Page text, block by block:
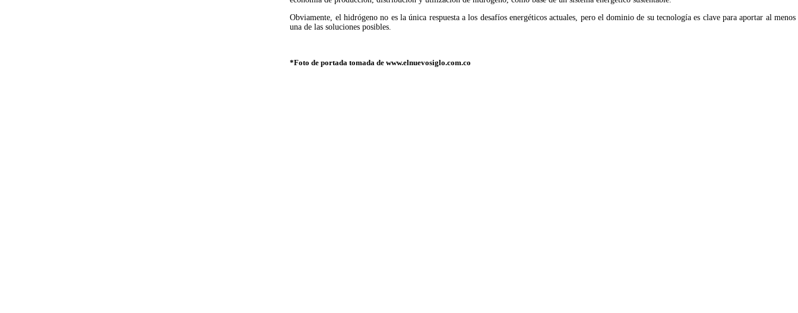
Obviamente, el hidrógeno no es la única respuesta a los desafíos energéticos actuales, pero el dominio de su tecnología es clave para aportar al menos
una de las soluciones posibles.
*Foto de portada tomada de www.elnuevosiglo.com.co